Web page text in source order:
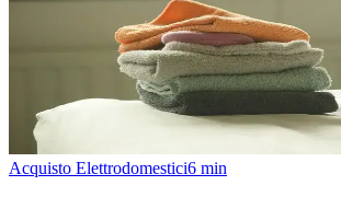
Acquisto Elettrodomestici6 min